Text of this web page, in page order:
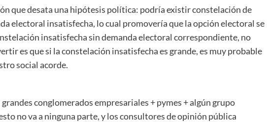
que desata una hipótesis política: podría existir constelación de
electoral insatisfecha, lo cual promovería que la opción electoral se
insatisfecha sin demanda electoral correspondiente, no
es que si la constelación insatisfecha es grande, es muy probable
social acorde.
conglomerados empresariales + pymes + algún grupo
no va a ninguna parte, y los consultores de opinión pública